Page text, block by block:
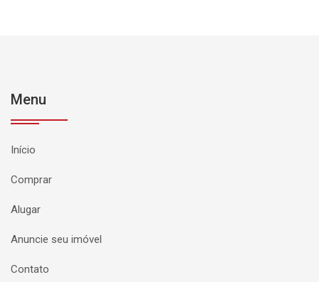
Menu
Início
Comprar
Alugar
Anuncie seu imóvel
Contato